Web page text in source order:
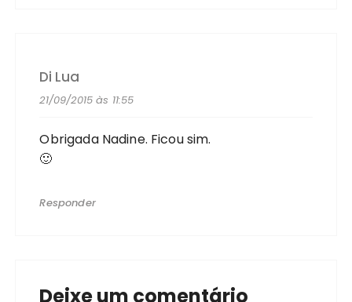
Di Lua
21/09/2015 às 11:55
Obrigada Nadine. Ficou sim.
🙂
Responder
Deixe um comentário